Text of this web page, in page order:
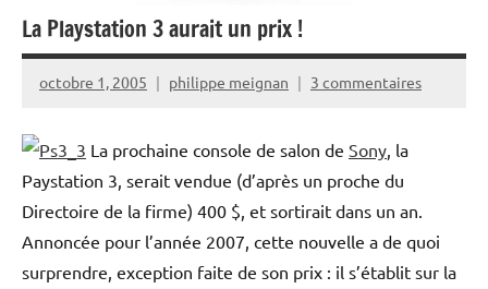
La Playstation 3 aurait un prix !
octobre 1, 2005 philippe meignan 3 commentaires
La prochaine console de salon de Sony , la
Paystation 3, serait vendue (d’après un proche du
Directoire de la firme) 400 $, et sortirait dans un an.
Annoncée pour l’année 2007, cette nouvelle a de quoi
surprendre, exception faite de son prix : il s’établit sur la